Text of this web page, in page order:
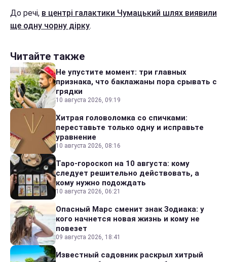
До речі, в центрі галактики Чумацький шлях виявили
ще одну чорну дірку.
Читайте также
Не упустите момент: три главных
признака, что баклажаны пора срывать с
грядки
10 августа 2026, 09:19
Хитрая головоломка со спичками:
переставьте только одну и исправьте
уравнение
10 августа 2026, 08:16
Таро-гороскоп на 10 августа: кому
следует решительно действовать, а
кому нужно подождать
10 августа 2026, 06:21
Опасный Марс сменит знак Зодиака: у
кого начнется новая жизнь и кому не
повезет
09 августа 2026, 18:41
Известный садовник раскрыл хитрый